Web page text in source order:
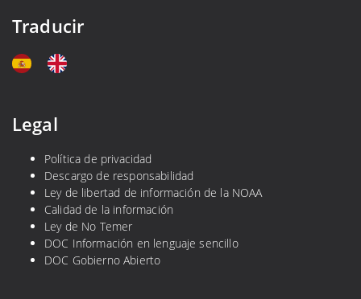
Traducir
Legal
Política de privacidad
Descargo de responsabilidad
Ley de libertad de información de la NOAA
Calidad de la información
Ley de No Temer
DOC Información en lenguaje sencillo
DOC Gobierno Abierto